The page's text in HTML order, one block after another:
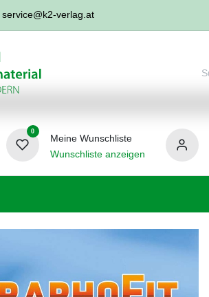
service@k2-verlag.at
0
Meine Wunschliste
Wunschliste anzeigen